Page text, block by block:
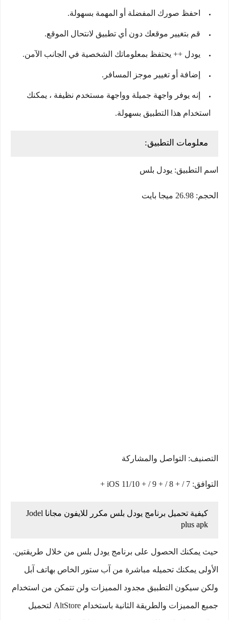
احفظ صورك المفضلة أو المهمة بسهولة.
قم بتغيير موقعك دون أي تطبيق لانتحال الموقع.
يودل ++ يحتفظ بمعلوماتك الشخصية في الجانب الآمن.
إضافة أو تغيير موجز المسافر.
إنه يوفر واجهة جميلة وواجهة مستخدم نظيفة ، يمكنك
استخدام هذا التطبيق بسهولة.
معلومات التطبيق:
اسم التطبيق: يودل بلس
الحجم: 26.98 ميجا بايت
التصنيف: التواصل والمشاركة
التوافق: iOS 11/10 + / 9 + / 8 + / 7 +
كيفية تحميل برنامج يودل بلس مكرر للايفون مجانا Jodel
plus apk
حيث يمكنك الحصول على برنامج يودل بلس من خلال طريقتين.
الأولى يمكنك تحميله مباشرة من آب ستور الخاص بهاتف آبل
ولكن سيكون التطبيق مجدود المميزات ولن تتمكن من استخدام
جميع المميزات والطريقة الثانية باستخدام AltStore لتحميل